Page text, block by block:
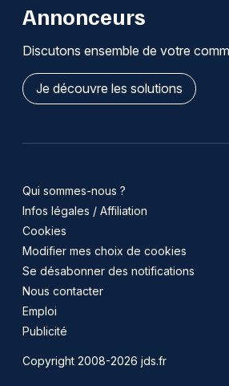
Annonceurs
Discutons ensemble de votre
Je découvre les solutions
Qui sommes-nous ?
Infos légales / Affiliation
Cookies
Modifier mes choix de cookies
Se désabonner des notifications
Nous contacter
Emploi
Publicité
Copyright 2008-2026 jds.fr